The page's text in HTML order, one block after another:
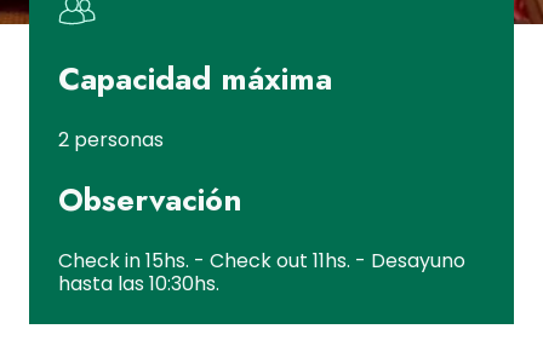
Capacidad máxima
2 personas
Observación
Check in 15hs. - Check out 11hs. - Desayuno
hasta las 10:30hs.